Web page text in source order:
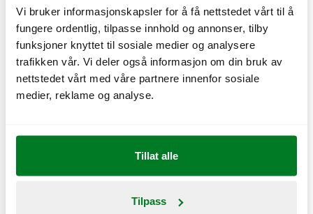
Vi bruker informasjonskapsler for å få nettstedet vårt til å
fungere ordentlig, tilpasse innhold og annonser, tilby
funksjoner knyttet til sosiale medier og analysere
trafikken vår. Vi deler også informasjon om din bruk av
nettstedet vårt med våre partnere innenfor sosiale
medier, reklame og analyse.
Tillat alle
Tilpass
Test og erstatt kjøttet i burgeren din gratis til
Delifresh Plant Beef. Eller prøv Grand Deluxe
Delifresh Signature – en ny lakto-ovo-vegetarisk
burger i Green-familien. Og opplev uforskjellen
kan du lese mer om maten vår.